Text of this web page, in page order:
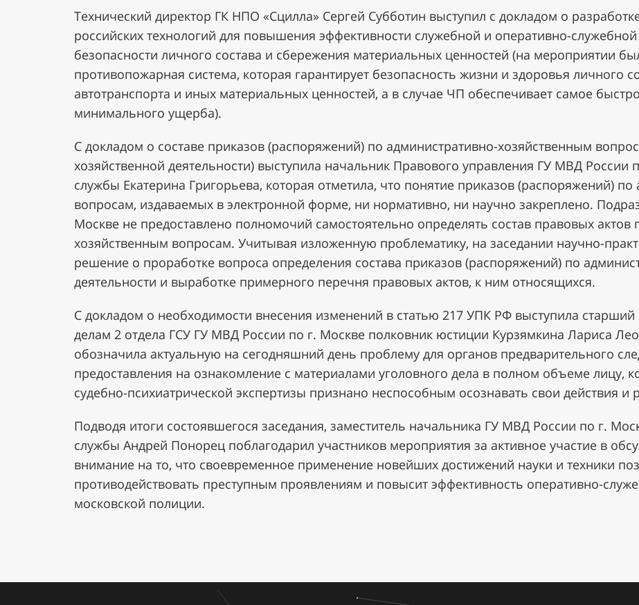
Технический директор ГК НПО «Сцилла» Сергей Субботин выступил с докладом о
российских технологий для повышения эффективности служебной и оперативно-
безопасности личного состава и сбережения материальных ценностей (на мероприятии
противопожарная система, которая гарантирует безопасность жизни и здоровья личного
автотранспорта и иных материальных ценностей, а в случае ЧП обеспечивает самое
минимального ущерба).
С докладом о составе приказов (распоряжений) по административно-хозяйственным
хозяйственной деятельности) выступила начальник Правового управления ГУ МВД России
службы Екатерина Григорьева, которая отметила, что понятие приказов (распоряжений)
вопросам, издаваемых в электронной форме, ни нормативно, ни научно закреплено.
Москве не предоставлено полномочий самостоятельно определять состав правовых актов
хозяйственным вопросам. Учитывая изложенную проблематику, на заседании научно-
решение о проработке вопроса определения состава приказов (распоряжений) по
деятельности и выработке примерного перечня правовых актов, к ним относящихся.
С докладом о необходимости внесения изменений в статью 217 УПК РФ выступила
делам 2 отдела ГСУ ГУ МВД России по г. Москве полковник юстиции Курзямкина Лариса
обозначила актуальную на сегодняшний день проблему для органов предварительного
предоставления на ознакомление с материалами уголовного дела в полном объеме лицу,
судебно-психиатрической экспертизы признано неспособным осознавать свои действия и
Подводя итоги состоявшегося заседания, заместитель начальника ГУ МВД России по г.
службы Андрей Понорец поблагодарил участников мероприятия за активное участие в
внимание на то, что своевременное применение новейших достижений науки и техники
противодействовать преступным проявлениям и повысит эффективность оперативно-
московской полиции.